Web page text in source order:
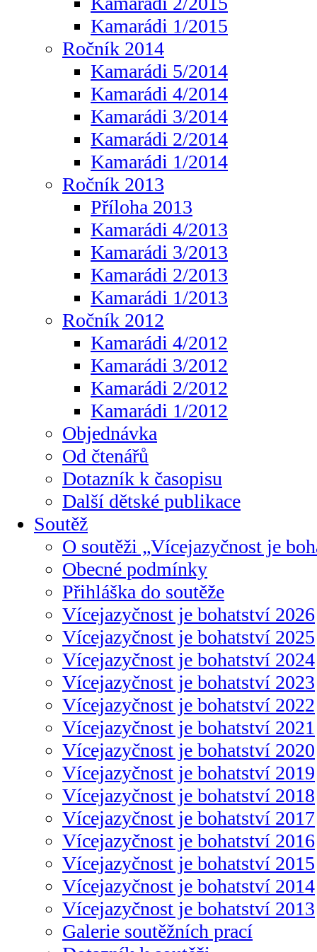
Kamarádi 1/2015
Ročník 2014
Kamarádi 5/2014
Kamarádi 4/2014
Kamarádi 3/2014
Kamarádi 2/2014
Kamarádi 1/2014
Ročník 2013
Příloha 2013
Kamarádi 4/2013
Kamarádi 3/2013
Kamarádi 2/2013
Kamarádi 1/2013
Ročník 2012
Kamarádi 4/2012
Kamarádi 3/2012
Kamarádi 2/2012
Kamarádi 1/2012
Objednávka
Od čtenářů
Dotazník k časopisu
Další dětské publikace
Soutěž
O soutěži „Vícejazyčnost je
Obecné podmínky
Přihláška do soutěže
Vícejazyčnost je bohatství 2026
Vícejazyčnost je bohatství 2025
Vícejazyčnost je bohatství 2024
Vícejazyčnost je bohatství 2023
Vícejazyčnost je bohatství 2022
Vícejazyčnost je bohatství 2021
Vícejazyčnost je bohatství 2020
Vícejazyčnost je bohatství 2019
Vícejazyčnost je bohatství 2018
Vícejazyčnost je bohatství 2017
Vícejazyčnost je bohatství 2016
Vícejazyčnost je bohatství 2015
Vícejazyčnost je bohatství 2014
Vícejazyčnost je bohatství 2013
Galerie soutěžních prací